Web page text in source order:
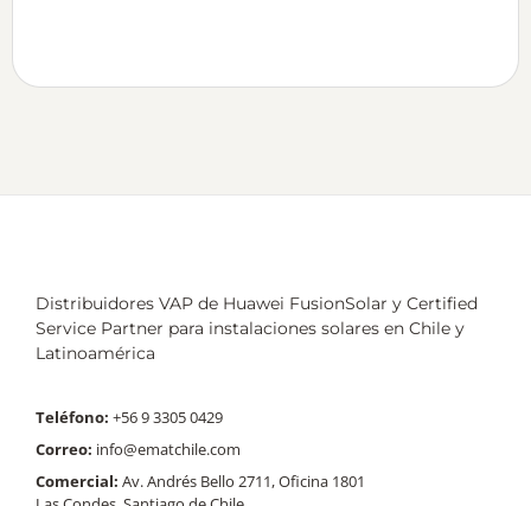
Distribuidores VAP de Huawei FusionSolar y Certified
Service Partner para instalaciones solares en Chile y
Latinoamérica
Teléfono: +56 9 3305 0429
Correo: info@ematchile.com
Comercial: Av. Andrés Bello 2711, Oficina 1801